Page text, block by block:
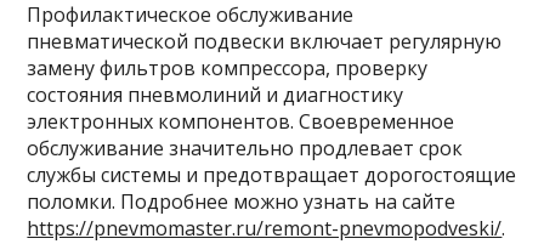
Профилактическое обслуживание
пневматической подвески включает регулярную
замену фильтров компрессора, проверку
состояния пневмолиний и диагностику
электронных компонентов. Своевременное
обслуживание значительно продлевает срок
службы системы и предотвращает дорогостоящие
поломки. Подробнее можно узнать на сайте
https://pnevmomaster.ru/remont-pnevmopodveski/.